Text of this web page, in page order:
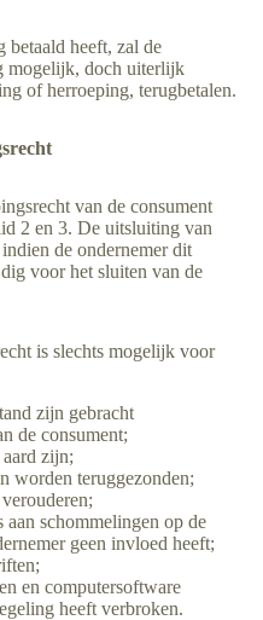
betaald heeft, zal de
mogelijk, doch uiterlijk
of herroeping, terugbetalen.
van de consument
2 en 3. De uitsluiting van
de ondernemer dit
voor het sluiten van de
is slechts mogelijk voor
zijn gebracht
de consument;
zijn;
worden teruggezonden;
schommelingen op de
geen invloed heeft;
en computersoftware
heeft verbroken.